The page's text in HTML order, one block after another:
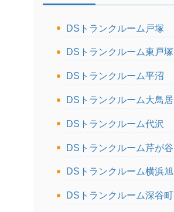
DSトランクルーム戸塚
DSトランクルーム東戸塚
DSトランクルーム平沼
DSトランクルーム大鳥居
DSトランクルーム代沢
DSトランクルーム芹が谷
DSトランクルーム横浜旭
DSトランクルーム深谷町